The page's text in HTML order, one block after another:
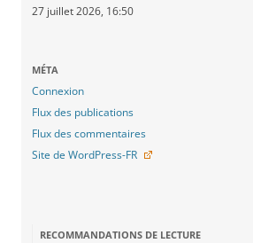
27 juillet 2026, 16:50
MÉTA
Connexion
Flux des publications
Flux des commentaires
Site de WordPress-FR
RECOMMANDATIONS DE LECTURE